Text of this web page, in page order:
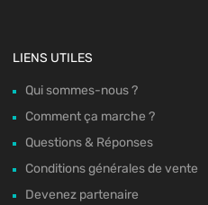
LIENS UTILES
Qui sommes-nous ?
Comment ça marche ?
Questions & Réponses
Conditions générales de vente
Devenez partenaire